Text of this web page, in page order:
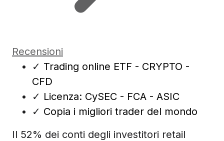
Recensioni
✓ Trading online ETF - CRYPTO -
CFD
✓ Licenza: CySEC - FCA - ASIC
✓ Copia i migliori trader del mondo
Il 52% dei conti degli investitori retail